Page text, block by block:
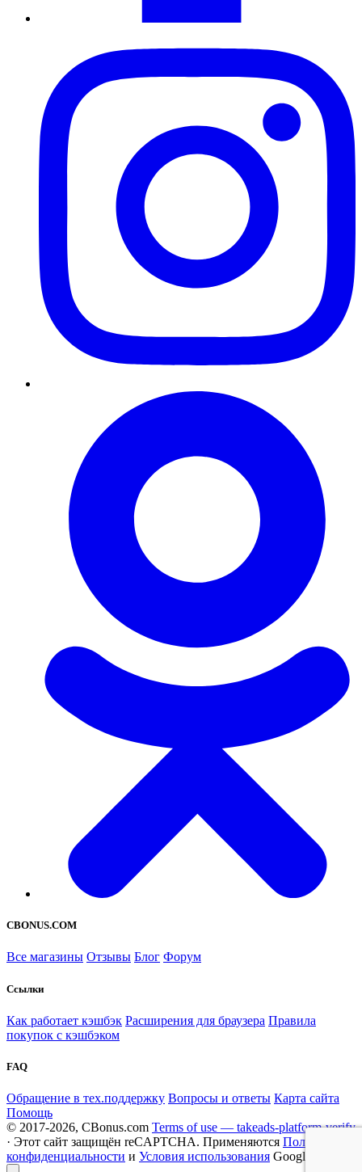
CBONUS.COM
Все магазины Отзывы Блог Форум
Ссылки
Как работает кэшбэк Расширения для браузера Правила
покупок с кэшбэком
FAQ
Обращение в тех.поддержку Вопросы и ответы Карта сайта
Помощь
© 2017-2026, CBonus.com Terms of use — takeads-platform-verify
· Этот сайт защищён reCAPTCHA. Применяются Политика
конфиденциальности и Условия использования Google.